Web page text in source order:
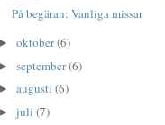
På begäran: Vanliga missar
► oktober(6)
► september(6)
► augusti (6)
► juli (7)